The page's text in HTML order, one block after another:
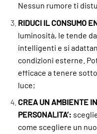
Nessun rumore ti
RIDUCI IL CONSUMO
luminosità, le tende
intelligenti e si
condizioni esterne.
efficace a tenere
luce;
CREA UN AMBIENTE
PERSONALITA’:
come scegliere un